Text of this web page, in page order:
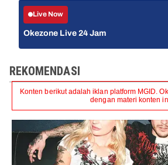
Live Now
Okezone Live 24 Jam